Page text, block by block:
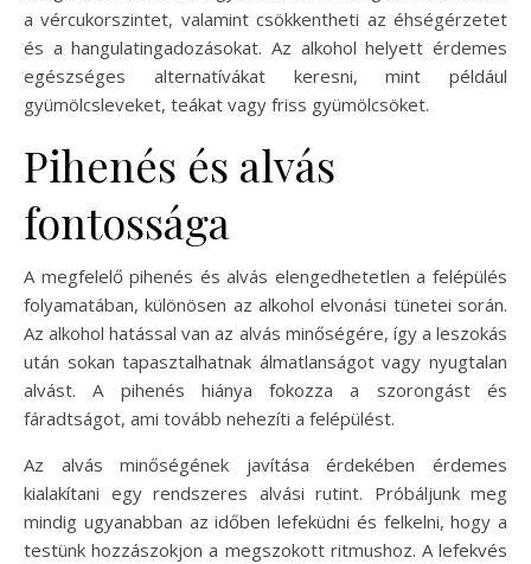
a vércukorszintet, valamint csökkentheti az éhségérzetet
és a hangulatingadozásokat. Az alkohol helyett érdemes
egészséges alternatívákat keresni, mint például
gyümölcsleveket, teákat vagy friss gyümölcsöket.
Pihenés és alvás
fontossága
A megfelelő pihenés és alvás elengedhetetlen a felépülés
folyamatában, különösen az alkohol elvonási tünetei során.
Az alkohol hatással van az alvás minőségére, így a leszokás
után sokan tapasztalhatnak álmatlanságot vagy nyugtalan
alvást. A pihenés hiánya fokozza a szorongást és
fáradtságot, ami tovább nehezíti a felépülést.
Az alvás minőségének javítása érdekében érdemes
kialakítani egy rendszeres alvási rutint. Próbáljunk meg
mindig ugyanabban az időben lefeküdni és felkelni, hogy a
testünk hozzászokjon a megszokott ritmushoz. A lefekvés